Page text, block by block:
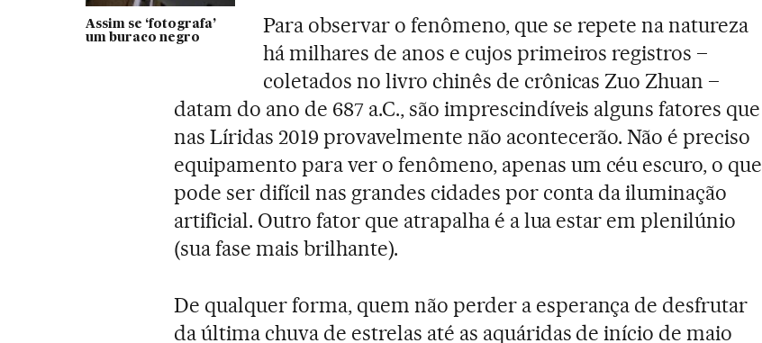
Assim se ‘fotografa’
um buraco negro
Para observar o fenômeno, que se repete na natureza
há milhares de anos e cujos primeiros registros –
coletados no livro chinês de crônicas Zuo Zhuan –
datam do ano de 687 a.C., são imprescindíveis alguns fatores que
nas Líridas 2019 provavelmente não acontecerão. Não é preciso
equipamento para ver o fenômeno, apenas um céu escuro, o que
pode ser difícil nas grandes cidades por conta da iluminação
artificial. Outro fator que atrapalha é a lua estar em plenilúnio
(sua fase mais brilhante).
De qualquer forma, quem não perder a esperança de desfrutar
da última chuva de estrelas até as aquáridas de início de maio